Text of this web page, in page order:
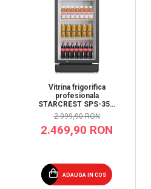
Vitrina frigorifica
profesionala
STARCREST SPS-350,
350 L, Termostat
reglabil, Iluminare LED,
H 194.5 cm, Negru
2.999,90 RON
2.469,90 RON
ADAUGA IN COS